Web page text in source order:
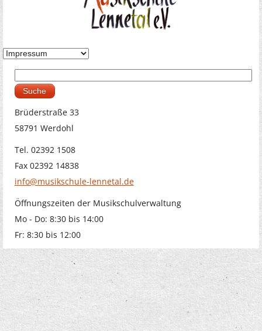
Suchformular
Brüderstraße 33
58791 Werdohl
Tel. 02392 1508
Fax 02392 14838
info@musikschule-lennetal.de
Öffnungszeiten der Musikschulverwaltung
Mo - Do: 8:30 bis 14:00
Fr: 8:30 bis 12:00